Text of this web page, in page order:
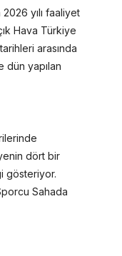
yılı faaliyet
Hava Türkiye
arasında
dün yapılan
dört bir
gösteriyor.
Sahada